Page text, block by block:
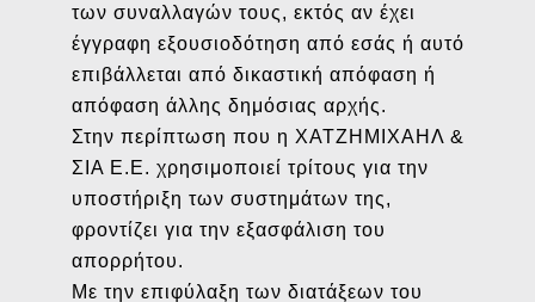
των συναλλαγών τους, εκτός αν έχει
έγγραφη εξουσιοδότηση από εσάς ή αυτό
επιβάλλεται από δικαστική απόφαση ή
απόφαση άλλης δημόσιας αρχής.
Στην περίπτωση που η ΧΑΤΖΗΜΙΧΑΗΛ &
ΣΙΑ Ε.Ε. χρησιμοποιεί τρίτους για την
υποστήριξη των συστημάτων της,
φροντίζει για την εξασφάλιση του
απορρήτου.
Με την επιφύλαξη των διατάξεων του